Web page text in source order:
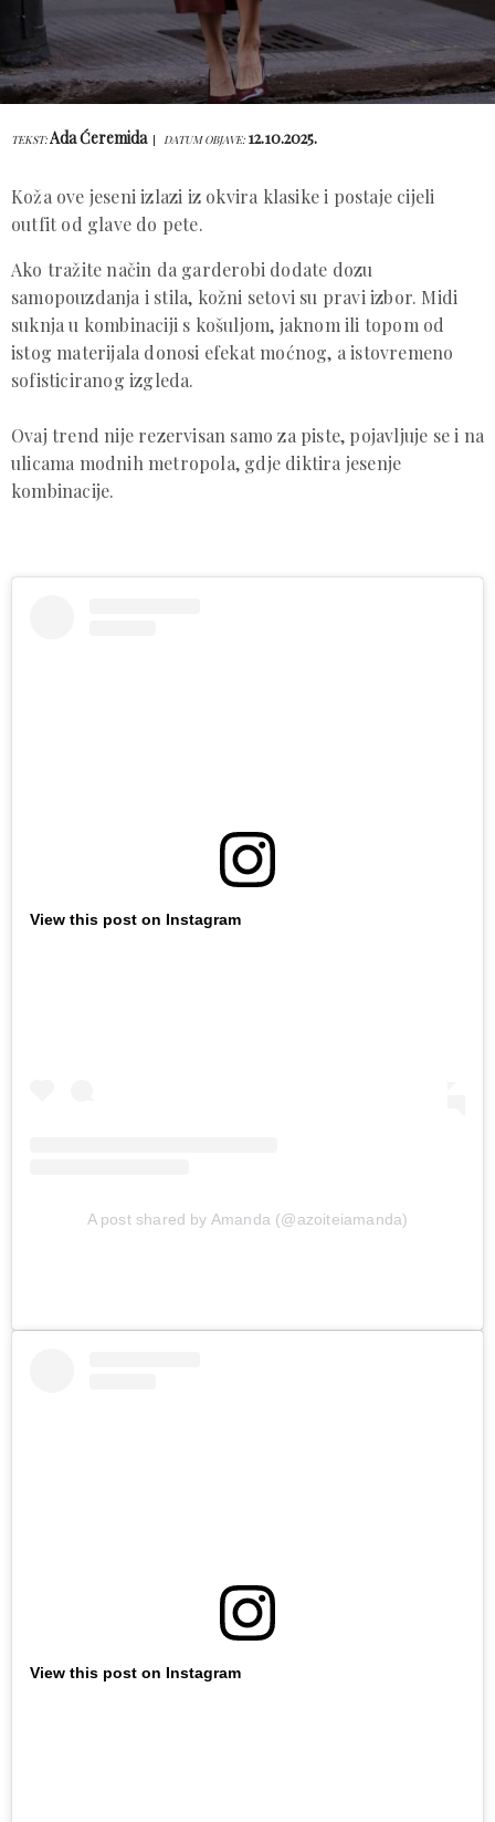
TEKST:Ada Ćeremida DATUM OBJAVE: 12.10.2025.
Koža ove jeseni izlazi iz okvira klasike i postaje cijeli
outfit od glave do pete.
Ako tražite način da garderobi dodate dozu
samopouzdanja i stila, kožni setovi su pravi izbor. Midi
suknja u kombinaciji s košuljom, jaknom ili topom od
istog materijala donosi efekat moćnog, a istovremeno
sofisticiranog izgleda.
Ovaj trend nije rezervisan samo za piste, pojavljuje se i na
ulicama modnih metropola, gdje diktira jesenje
kombinacije.
View this post on Instagram
A post shared by Amanda (@azoiteiamanda)
View this post on Instagram